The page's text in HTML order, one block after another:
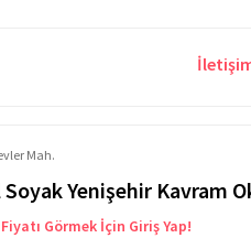
Mah.
Yenişehir Kavram
Fiyatı Görmek İçin Giriş Yap!